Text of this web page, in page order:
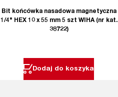
Bit końcówka nasadowa magnetyczna
1/4" HEX 10 x 55 mm 5 szt WIHA (nr kat.
38722)
Dodaj do koszyka